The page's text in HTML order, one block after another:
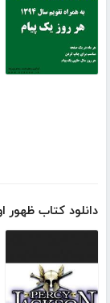
دانلود کتاب ظهور